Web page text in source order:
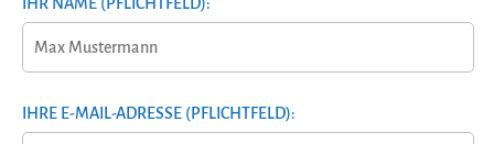
IHRE E-MAIL-ADRESSE (PFLICHTFELD):